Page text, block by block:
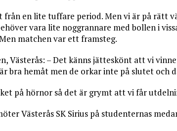
från en lite tuffare period. Men vi är på rätt
vara lite noggrannare med bollen i
matchen var ett framsteg.
Västerås: – Det känns jätteskönt att vi
bra hemåt men de orkar inte på slutet och
på hörnor så det är grymt att vi får
Västerås SK Sirius på studenternas